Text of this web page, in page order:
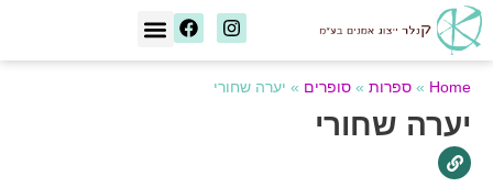
Home
» ספרות » סופרים » יערה שחורי
יערה שחורי